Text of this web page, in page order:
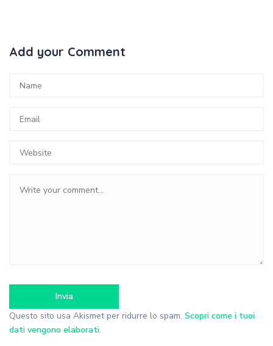
Add your Comment
Questo sito usa Akismet per ridurre lo spam. Scopri come i tuoi
dati vengono elaborati.